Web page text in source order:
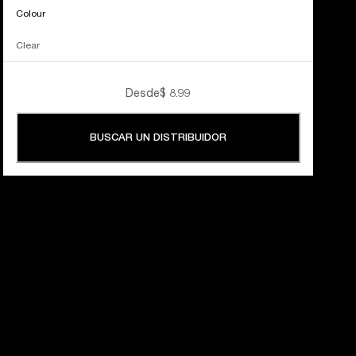
Colour
Clear
Desde$ 8.99
BUSCAR UN DISTRIBUIDOR